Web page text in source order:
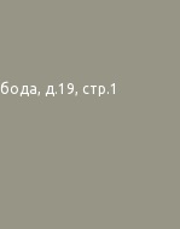
д.19, стр.1